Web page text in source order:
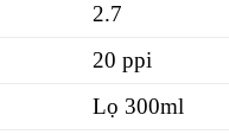
2.7
20 ppi
Lọ 300ml